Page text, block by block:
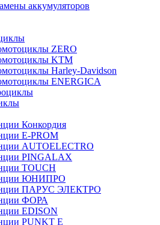
аккумуляторов
ZERO
KTM
Harley-Davidson
ENERGICA
Конкордия
E-PROM
AUTOELECTRO
PINGALAX
TOUCH
ЮНИПРО
ПАРУС ЭЛЕКТРО
ФОРА
EDISON
PUNKT E